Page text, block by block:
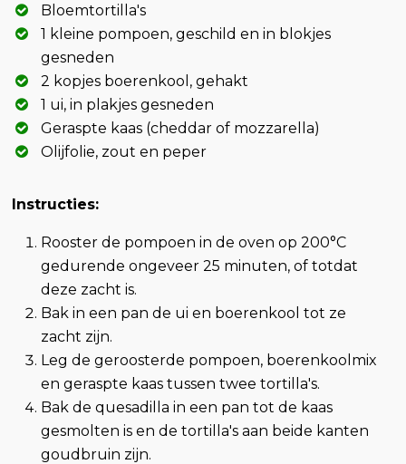
Bloemtortilla's
1 kleine pompoen, geschild en in blokjes
gesneden
2 kopjes boerenkool, gehakt
1 ui, in plakjes gesneden
Geraspte kaas (cheddar of mozzarella)
Olijfolie, zout en peper
Instructies:
Rooster de pompoen in de oven op 200°C
gedurende ongeveer 25 minuten, of totdat
deze zacht is.
Bak in een pan de ui en boerenkool tot ze
zacht zijn.
Leg de geroosterde pompoen, boerenkoolmix
en geraspte kaas tussen twee tortilla's.
Bak de quesadilla in een pan tot de kaas
gesmolten is en de tortilla's aan beide kanten
goudbruin zijn.